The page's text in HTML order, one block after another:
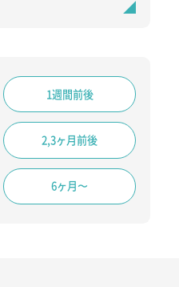
1週間前後
2,3ヶ月前後
6ヶ月〜